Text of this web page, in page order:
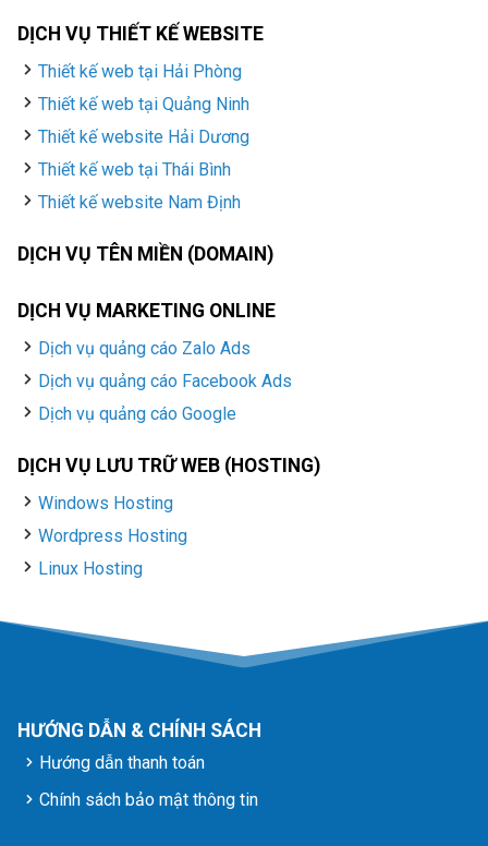
DỊCH VỤ THIẾT KẾ WEBSITE
Thiết kế web tại Hải Phòng
Thiết kế web tại Quảng Ninh
Thiết kế website Hải Dương
Thiết kế web tại Thái Bình
Thiết kế website Nam Định
DỊCH VỤ TÊN MIỀN (DOMAIN)
DỊCH VỤ MARKETING ONLINE
Dịch vụ quảng cáo Zalo Ads
Dịch vụ quảng cáo Facebook Ads
Dịch vụ quảng cáo Google
DỊCH VỤ LƯU TRỮ WEB (HOSTING)
Windows Hosting
Wordpress Hosting
Linux Hosting
HƯỚNG DẪN & CHÍNH SÁCH
Hướng dẫn thanh toán
Chính sách bảo mật thông tin